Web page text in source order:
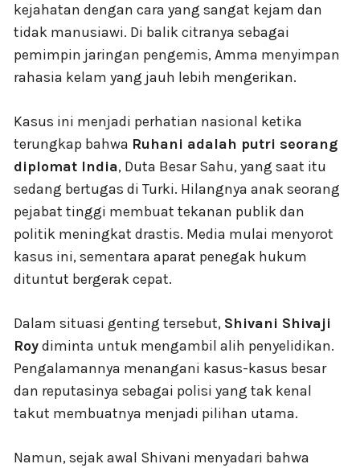
kejahatan dengan cara yang sangat kejam dan
tidak manusiawi. Di balik citranya sebagai
pemimpin jaringan pengemis, Amma menyimpan
rahasia kelam yang jauh lebih mengerikan.
Kasus ini menjadi perhatian nasional ketika
terungkap bahwa Ruhani adalah putri seorang
diplomat India, Duta Besar Sahu, yang saat itu
sedang bertugas di Turki. Hilangnya anak seorang
pejabat tinggi membuat tekanan publik dan
politik meningkat drastis. Media mulai menyorot
kasus ini, sementara aparat penegak hukum
dituntut bergerak cepat.
Dalam situasi genting tersebut, Shivani Shivaji
Roydiminta untuk mengambil alih penyelidikan.
Pengalamannya menangani kasus-kasus besar
dan reputasinya sebagai polisi yang tak kenal
takut membuatnya menjadi pilihan utama.
Namun, sejak awal Shivani menyadari bahwa